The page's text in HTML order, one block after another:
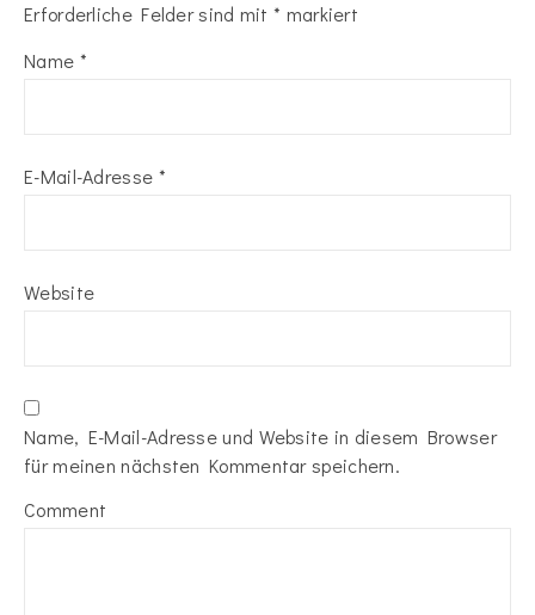
Erforderliche Felder sind mit* markiert
Name *
E-Mail-Adresse *
Website
Name, E-Mail-Adresse und Website in diesem Browser
für meinen nächsten Kommentar speichern.
Comment